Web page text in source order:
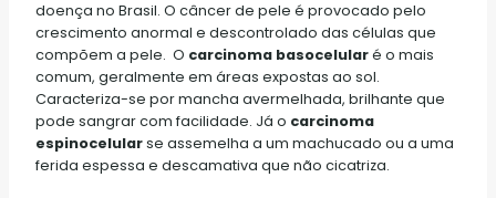
doença no Brasil. O câncer de pele é provocado pelo
crescimento anormal e descontrolado das células que
compõem a pele. O carcinoma basocelularé o mais
comum, geralmente em áreas expostas ao sol.
Caracteriza-se por mancha avermelhada, brilhante que
pode sangrar com facilidade. Já o carcinoma
espinocelularse assemelha a um machucado ou a uma
ferida espessa e descamativa que não cicatriza.